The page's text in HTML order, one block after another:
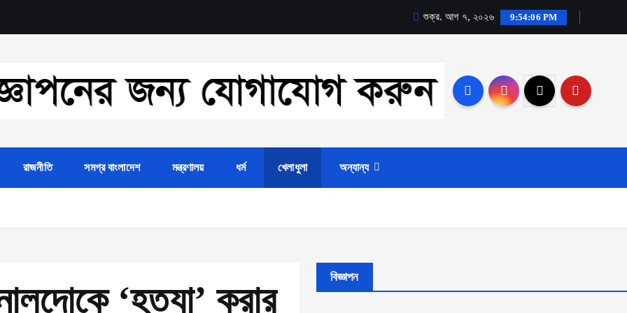
শুক্র. আগ ৭, ২০২৬ 9:54:07 PM
রাজনীতি সমগ্র বাংলাদেশ মন্ত্রণালয় ধর্ম খেলাধুলা অন্যান্য
‘হত্যা’ করার
বিজ্ঞাপন